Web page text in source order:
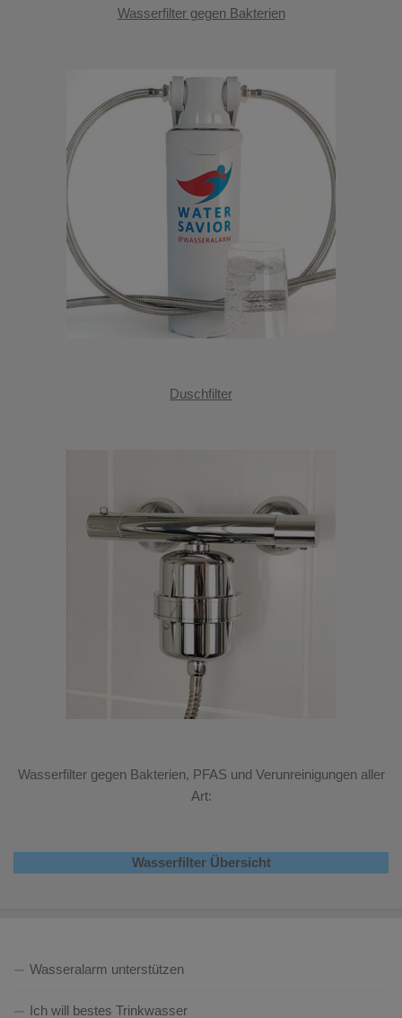
Wasserfilter gegen Bakterien
Duschfilter
Wasserfilter gegen Bakterien, PFAS und Verunreinigungen aller
Art:
Wasserfilter Übersicht
Wasseralarm unterstützen
Ich will bestes Trinkwasser